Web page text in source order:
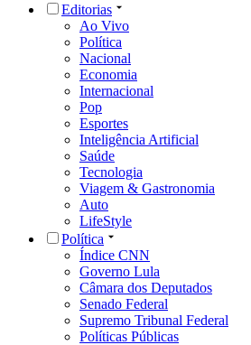
Editorias
Ao Vivo
Política
Nacional
Economia
Internacional
Pop
Esportes
Inteligência Artificial
Saúde
Tecnologia
Viagem & Gastronomia
Auto
LifeStyle
Política
Índice CNN
Governo Lula
Câmara dos Deputados
Senado Federal
Supremo Tribunal Federal
Políticas Públicas